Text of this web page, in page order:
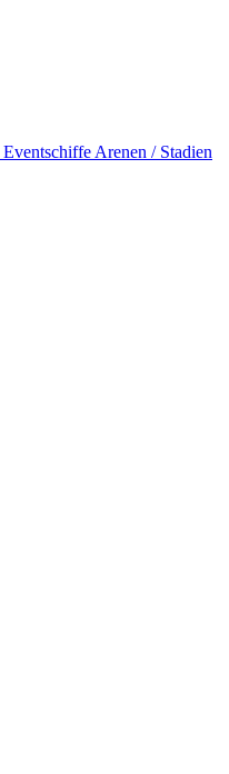
Eventschiffe Arenen / Stadien